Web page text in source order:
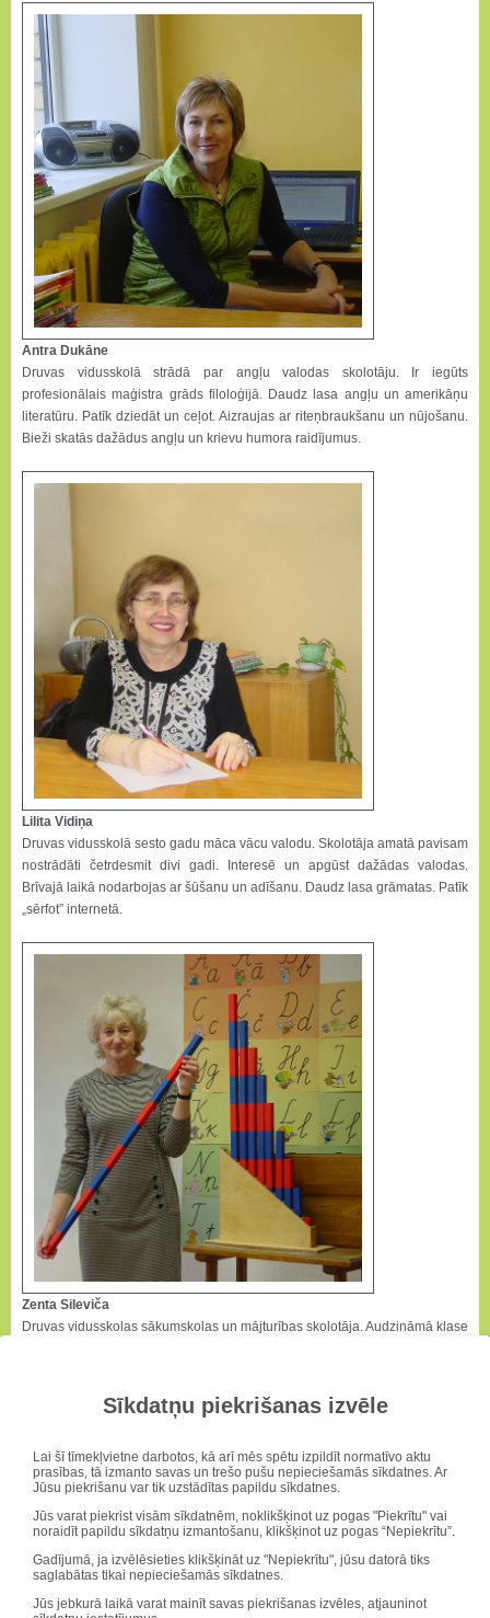
Sīkdatņu piekrišanas izvēle
Lai šī tīmekļvietne darbotos, kā arī mēs spētu izpildīt normatīvo aktu
prasības, tā izmanto savas un trešo pušu nepieciešamās sīkdatnes. Ar
Jūsu piekrišanu var tik uzstādītas papildu sīkdatnes.
Jūs varat piekrist visām sīkdatnēm, noklikšķinot uz pogas "Piekrītu" vai
noraidīt papildu sīkdatņu izmantošanu, klikšķinot uz pogas “Nepiekrītu”.
Gadījumā, ja izvēlēsieties klikšķināt uz "Nepiekrītu", jūsu datorā tiks
saglabātas tikai nepieciešamās sīkdatnes.
Jūs jebkurā laikā varat mainīt savas piekrišanas izvēles, atjauninot
Antra Dukāne
Druvas vidusskolā strādā par angļu valodas skolotāju. Ir iegūts
profesionālais maģistra grāds filoloģijā. Daudz lasa angļu un amerikāņu
literatūru. Patīk dziedāt un ceļot. Aizraujas ar riteņbraukšanu un nūjošanu.
Bieži skatās dažādus angļu un krievu humora raidījumus.
Lilita Vidiņa
Druvas vidusskolā sesto gadu māca vācu valodu. Skolotāja amatā pavisam
nostrādāti četrdesmit divi gadi. Interesē un apgūst dažādas valodas.
Brīvajā laikā nodarbojas ar šūšanu un adīšanu. Daudz lasa grāmatas. Patīk
„sērfot” internetā.
Zenta Sileviča
Druvas vidusskolas sākumskolas un mājturības skolotāja. Audzināmā klase
kā arī doties dažādos ceļojumos.